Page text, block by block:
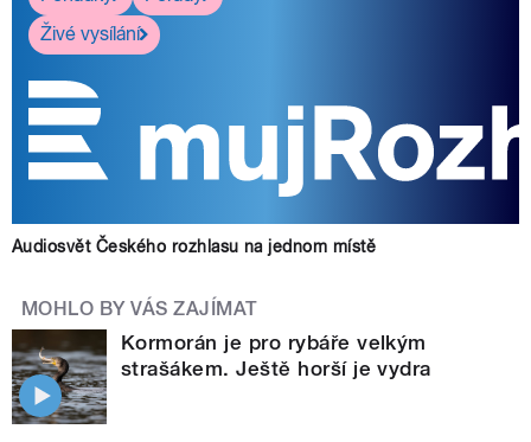
Živé vysílání
Audiosvět Českého rozhlasu na jednom místě
MOHLO BY VÁS ZAJÍMAT
Kormorán je pro rybáře velkým
strašákem. Ještě horší je vydra